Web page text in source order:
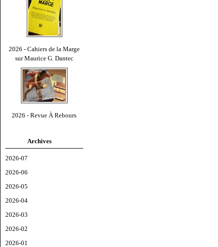
2026 - Cahiers de la Marge
sur Maurice G. Dantec
2026 - Revue À Rebours
Archives
2026-07
2026-06
2026-05
2026-04
2026-03
2026-02
2026-01